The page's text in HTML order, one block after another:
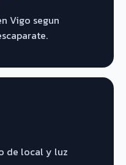
Vigo segun
de local y luz